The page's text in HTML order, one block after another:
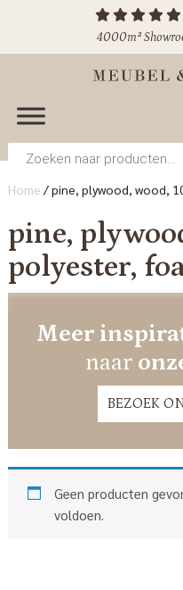
4000m²
Producten
zoeken
Home /pine, plywood, wood,
pine,
polyester,
Meer
naar
BEZOEK
Geen producten
voldoen.